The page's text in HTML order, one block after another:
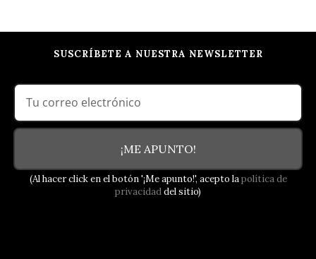
SUSCRÍBETE A NUESTRA NEWSLETTER
¡ME APUNTO!
(Al hacer click en el botón '¡Me apunto!', acepto lapolítica de
privacidaddel sitio)